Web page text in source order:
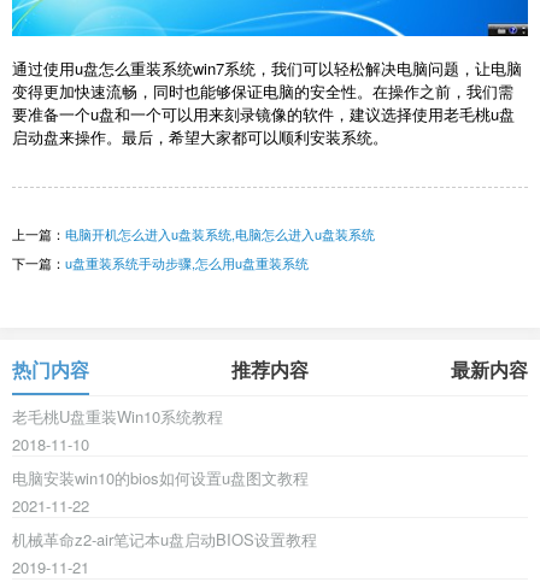
通过使用u盘怎么重装系统win7系统，我们可以轻松解决电脑问题，让电脑
变得更加快速流畅，同时也能够保证电脑的安全性。在操作之前，我们需
要准备一个u盘和一个可以用来刻录镜像的软件，建议选择使用老毛桃u盘
启动盘来操作。最后，希望大家都可以顺利安装系统。
上一篇： 电脑开机怎么进入u盘装系统,电脑怎么进入u盘装系统
下一篇： u盘重装系统手动步骤,怎么用u盘重装系统
热门内容 推荐内容 最新内容
老毛桃U盘重装Win10系统教程
2018-11-10
电脑安装win10的bios如何设置u盘图文教程
2021-11-22
机械革命z2-air笔记本u盘启动BIOS设置教程
2019-11-21